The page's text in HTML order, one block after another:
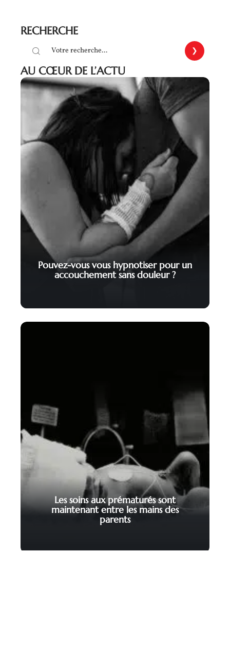
RECHERCHE
AU CŒUR DE L’ACTU
Pouvez-vous vous hypnotiser pour un
accouchement sans douleur ?
Les soins aux prématurés sont
maintenant entre les mains des
parents